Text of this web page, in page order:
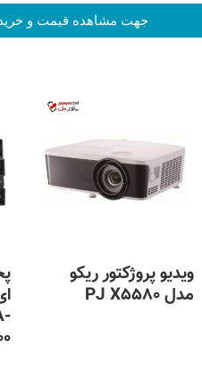
جهت مشاهده قیمت و
ویدیو پروژکتور ریکو
مدل PJ X5580